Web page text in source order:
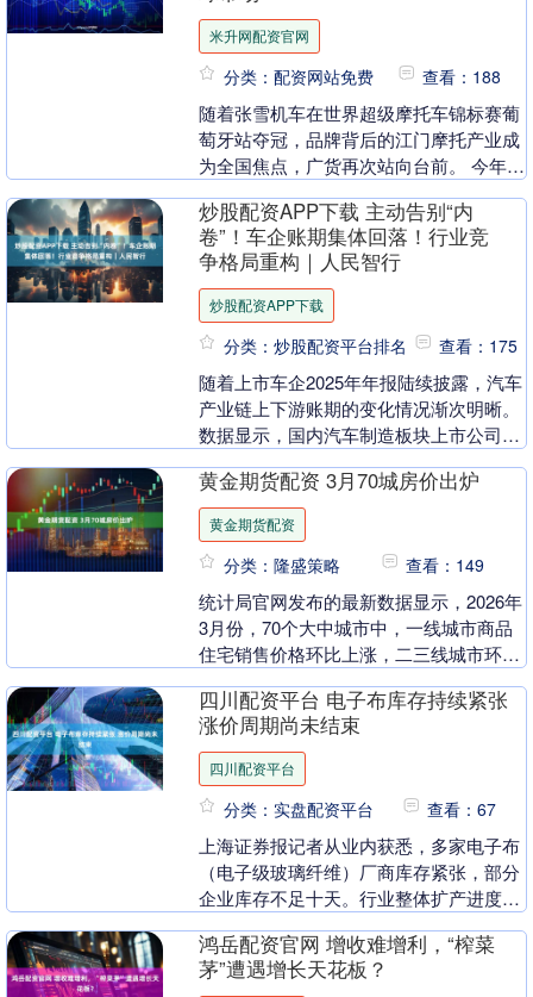
米升网配资官网
分类：配资网站免费 查看：188
随着张雪机车在世界超级摩托车锦标赛葡
萄牙站夺冠，品牌背后的江门摩托产业成
为全国焦点，广货再次站向台前。 今年政
地全力拼消费。....
炒股配资APP下载 主动告别“内
卷”！车企账期集体回落！行业竞
争格局重构｜人民智行
炒股配资APP下载
分类：炒股配资平台排名 查看：175
随着上市车企2025年年报陆续披露，汽车
产业链上下游账期的变化情况渐次明晰。
数据显示，国内汽车制造板块上市公司应
年报的A股....
黄金期货配资 3月70城房价出炉
黄金期货配资
分类：隆盛策略 查看：149
统计局官网发布的最新数据显示，2026年
3月份，70个大中城市中，一线城市商品
住宅销售价格环比上涨，二三线城市环比
宅销售价格....
四川配资平台 电子布库存持续紧张
涨价周期尚未结束
四川配资平台
分类：实盘配资平台 查看：67
上海证券报记者从业内获悉，多家电子布
（电子级玻璃纤维）厂商库存紧张，部分
企业库存不足十天。行业整体扩产进度受
大。 业内人士分....
鸿岳配资官网 增收难增利，“榨菜
茅”遭遇增长天花板？